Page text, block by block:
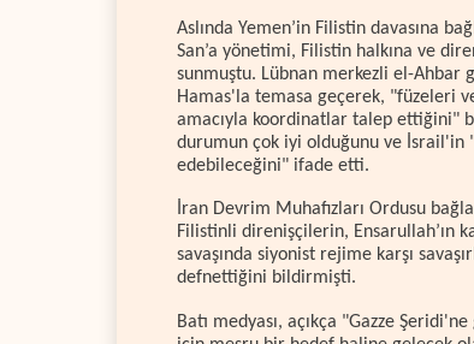
Aslında Yemen’in Filistin davasına
San’a yönetimi, Filistin halkına ve
sunmuştu. Lübnan merkezli el-Ahbar
Hamas'la temasa geçerek, "füzeleri
amacıyla koordinatlar talep ettiğini"
durumun çok iyi olduğunu ve İsrail'in
edebileceğini" ifade etti.
İran Devrim Muhafızları Ordusu
Filistinli direnişçilerin, Ensarullah’ın
savaşında siyonist rejime karşı
defnettiğini bildirmişti.
Batı medyası, açıkça "Gazze